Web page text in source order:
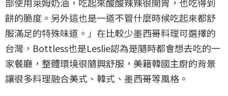
餅的脆度。另外這也是一道不管什麼時候吃起來都舒
服滿足的特殊味道。」在比較少墨西哥料理可選擇的
台灣，Bottless也是Leslie認為是隨時都會想去吃的一
家餐廳，整體環境很隨興舒服，美籍韓國主廚的背景
讓很多料理融合美式、韓式、墨西哥等風格。